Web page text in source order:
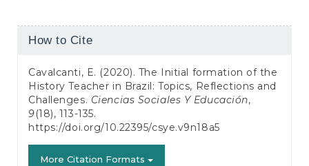
Article
How to Cite
Cavalcanti, E. (2020). The Initial formation of the
History Teacher in Brazil: Topics, Reflections and
Challenges. Ciencias Sociales Y Educación,
9(18), 113-135.
https://doi.org/10.22395/csye.v9n18a5
More Citation Formats